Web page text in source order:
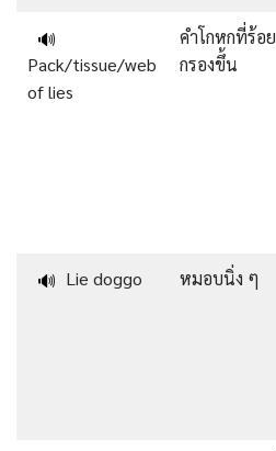
🔊
Pack/tissue/web
of lies
คำโกหกที่ร้อย
กรองขึ้น
🔊 Lie doggo หมอบนิ่ง ๆ